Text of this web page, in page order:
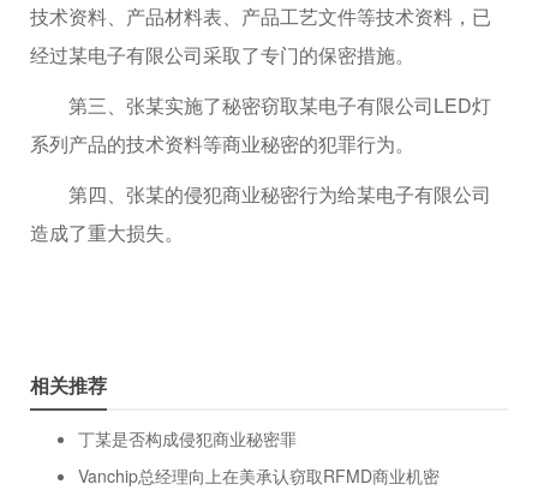
技术资料、产品材料表、产品工艺文件等技术资料，已
经过某电子有限公司采取了专门的保密措施。
第三、张某实施了秘密窃取某电子有限公司LED灯
系列产品的技术资料等商业秘密的犯罪行为。
第四、张某的侵犯商业秘密行为给某电子有限公司
造成了重大损失。
相关推荐
丁某是否构成侵犯商业秘密罪
Vanchip总经理向上在美承认窃取RFMD商业机密